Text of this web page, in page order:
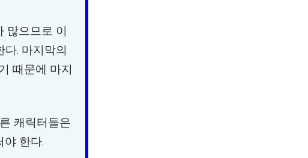
많으므로 이
다. 마지막의
때문에 마지
캐릭터들은
한다.